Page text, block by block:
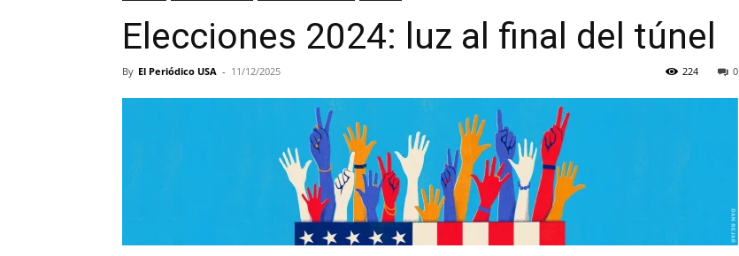
Elecciones 2024: luz al final del túnel
By El Periódico USA - 11/12/2025 0
224